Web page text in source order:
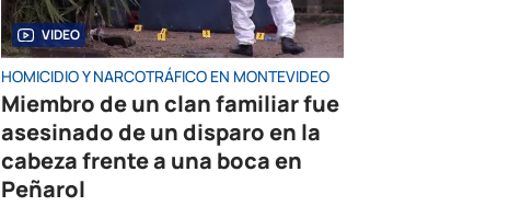
VIDEO
HOMICIDIO Y NARCOTRÁFICO EN MONTEVIDEO
Miembro de un clan familiar fue
asesinado de un disparo en la
cabeza frente a una boca en
Peñarol